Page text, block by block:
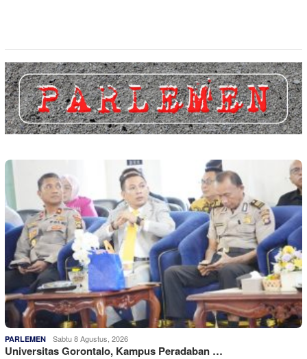
PARLEMEN Sabtu 8 Agustus, 2026
Universitas Gorontalo, Kampus Peradaban …